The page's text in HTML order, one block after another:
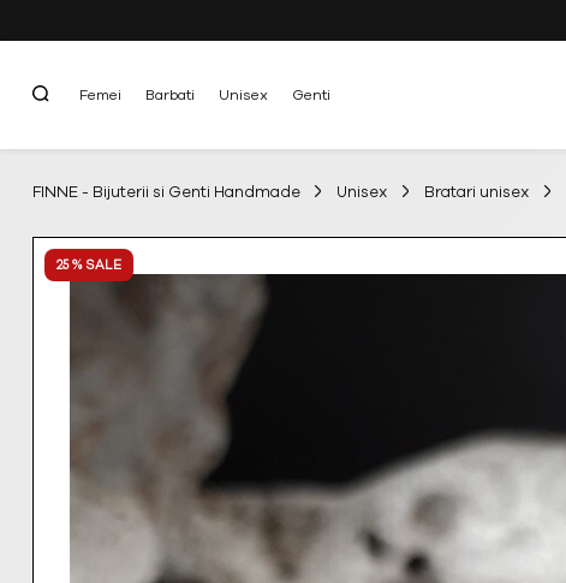
Femei Barbati Unisex Genti
FINNE - Bijuterii si Genti Handmade Unisex Bratari unisex
25 % SALE